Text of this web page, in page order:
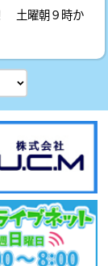
土曜朝９時か